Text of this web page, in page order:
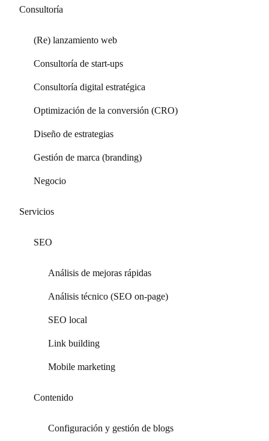
Consultoría
(Re) lanzamiento web
Consultoría de start-ups
Consultoría digital estratégica
Optimización de la conversión (CRO)
Diseño de estrategias
Gestión de marca (branding)
Negocio
Servicios
SEO
Análisis de mejoras rápidas
Análisis técnico (SEO on-page)
SEO local
Link building
Mobile marketing
Contenido
Configuración y gestión de blogs